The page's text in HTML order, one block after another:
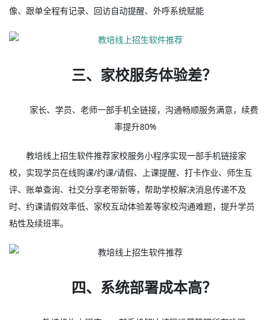
像、跟单全程有记录、回访自动提醒、外呼系统赋能
三、家校服务体验差？
家长、学员、老师一部手机全链接，沟通畅顺服务满意，续费
率提升80%
教培线上招生软件推荐家校服务小程序实现一部手机链接家
校，实现学员在线购课/约课/请假、上课提醒、打卡作业、师生互
评、账单查询、社交分享老带新等，帮助学校解决消息传递不及
时、约课请假效率低、家校互动体验差等家校沟通难题，提升学员
粘性及续班率。
四、系统部署成本高？